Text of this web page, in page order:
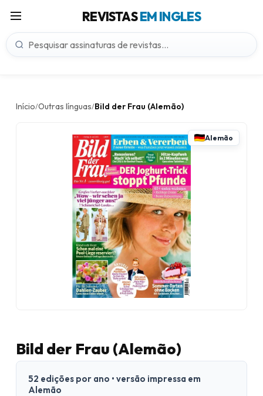
REVISTASEM INGLES
Início/Outras línguas/Bild der Frau (Alemão)
Alemão
Bild der Frau (Alemão)
52 edições por ano • versão impressa em
Alemão